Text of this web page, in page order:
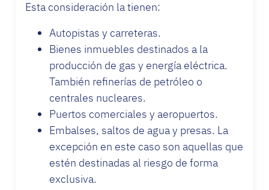
Esta consideración la tienen:
Autopistas y carreteras.
Bienes inmuebles destinados a la
producción de gas y energía eléctrica.
También refinerías de petróleo o
centrales nucleares.
Puertos comerciales y aeropuertos.
Embalses, saltos de agua y presas. La
excepción en este caso son aquellas que
estén destinadas al riesgo de forma
exclusiva.